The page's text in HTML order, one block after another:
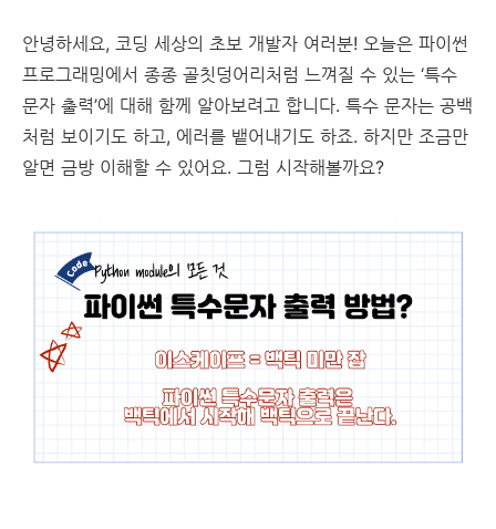
안녕하세요, 코딩 세상의 초보 개발자 여러분! 오늘은 파이썬
프로그래밍에서 종종 골칫덩어리처럼 느껴질 수 있는 ‘특수
문자 출력’에 대해 함께 알아보려고 합니다. 특수 문자는 공백
처럼 보이기도 하고, 에러를 뱉어내기도 하죠. 하지만 조금만
알면 금방 이해할 수 있어요. 그럼 시작해볼까요?